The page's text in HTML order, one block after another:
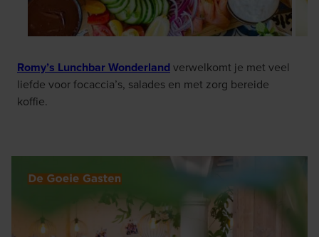
Romy’s Lunchbar Wonderland verwelkomt je met veel
liefde voor focaccia’s, salades en met zorg bereide
koffie.